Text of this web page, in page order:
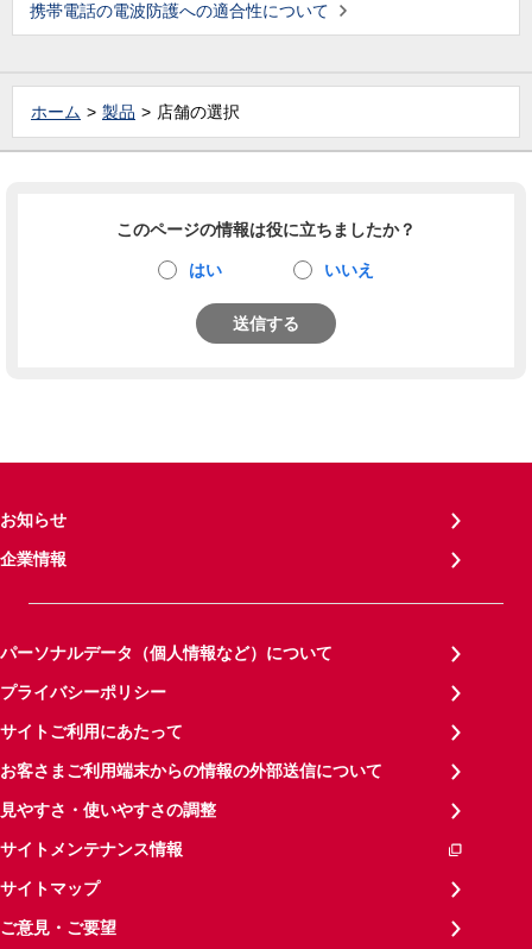
携帯電話の電波防護への適合性について
ホーム 製品 店舗の選択
このページの情報は役に立ちましたか？
はい いいえ
送信する
お知らせ
企業情報
パーソナルデータ（個人情報など）について
プライバシーポリシー
サイトご利用にあたって
お客さまご利用端末からの情報の外部送信について
見やすさ・使いやすさの調整
サイトメンテナンス情報
サイトマップ
ご意見・ご要望